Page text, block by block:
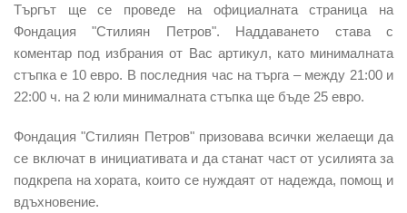
Търгът ще се проведе на официалната страница на
Фондация "Стилиян Петров". Наддаването става с
коментар под избрания от Вас артикул, като минималната
стъпка е 10 евро. В последния час на търга – между 21:00 и
22:00 ч. на 2 юли минималната стъпка ще бъде 25 евро.
Фондация "Стилиян Петров" призовава всички желаещи да
се включат в инициативата и да станат част от усилията за
подкрепа на хората, които се нуждаят от надежда, помощ и
вдъхновение.